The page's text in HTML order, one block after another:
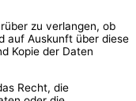
zu verlangen, ob
auf Auskunft über diese
Kopie der Daten
Recht, die